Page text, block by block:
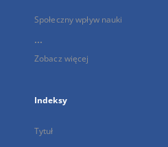
Społeczny wpływ nauki
...
Zobacz więcej
Indeksy
Tytuł